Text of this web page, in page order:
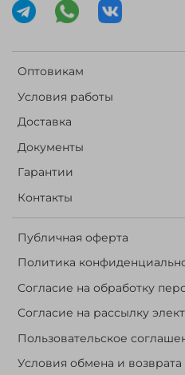
Оптовикам
Условия работы
Доставка
Документы
Гарантии
Контакты
Публичная оферта
Политика
Согласие на обработку
Согласие на рассылку
Пользовательское
Условия обмена и возврата